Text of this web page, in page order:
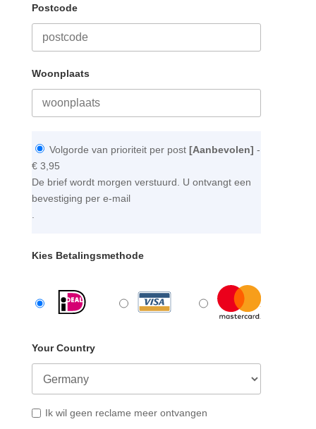
Postcode
Woonplaats
Volgorde van prioriteit per post [Aanbevolen] -
€ 3,95
De brief wordt morgen verstuurd. U ontvangt een
bevestiging per e-mail
.
Kies Betalingsmethode
Your Country
Ik wil geen reclame meer ontvangen